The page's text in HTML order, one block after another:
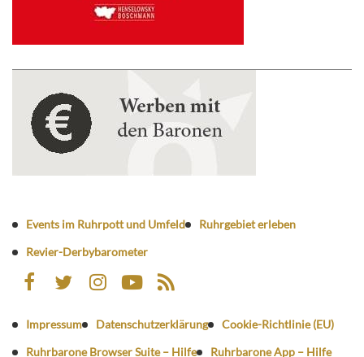
Events im Ruhrpott und Umfeld
Ruhrgebiet erleben
Revier-Derbybarometer
Impressum Datenschutzerklärung
Cookie-Richtlinie (EU)
Ruhrbarone Browser Suite – Hilfe
Ruhrbarone App – Hilfe